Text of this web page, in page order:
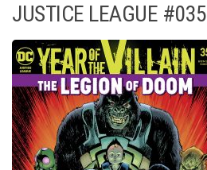
JUSTICE LEAGUE #035